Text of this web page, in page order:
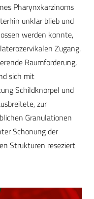
Pharynxkarzinoms
unklar blieb und
werden konnte,
Zugang.
Raumforderung,
sich mit
Schildknorpel und
zur
Granulationen
Schonung der
Strukturen reseziert